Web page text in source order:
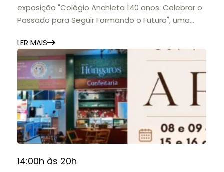
exposição "Colégio Anchieta 140 anos: Celebrar o
Passado para Seguir Formando o Futuro", uma
importantes instituições de ensino de Nova
Friburgo e do Brasil.
A mostra convida o público a conhecer o legado
do Colégio Anchieta por meio de documentos,
histórias e marcos que evidenciam sua
contribuição para a educação, a cultura e a
formação de gerações.
📍 Casarão Julius Arp
📅 Até 30 de setembro
LER MAIS
14:00h às 20h